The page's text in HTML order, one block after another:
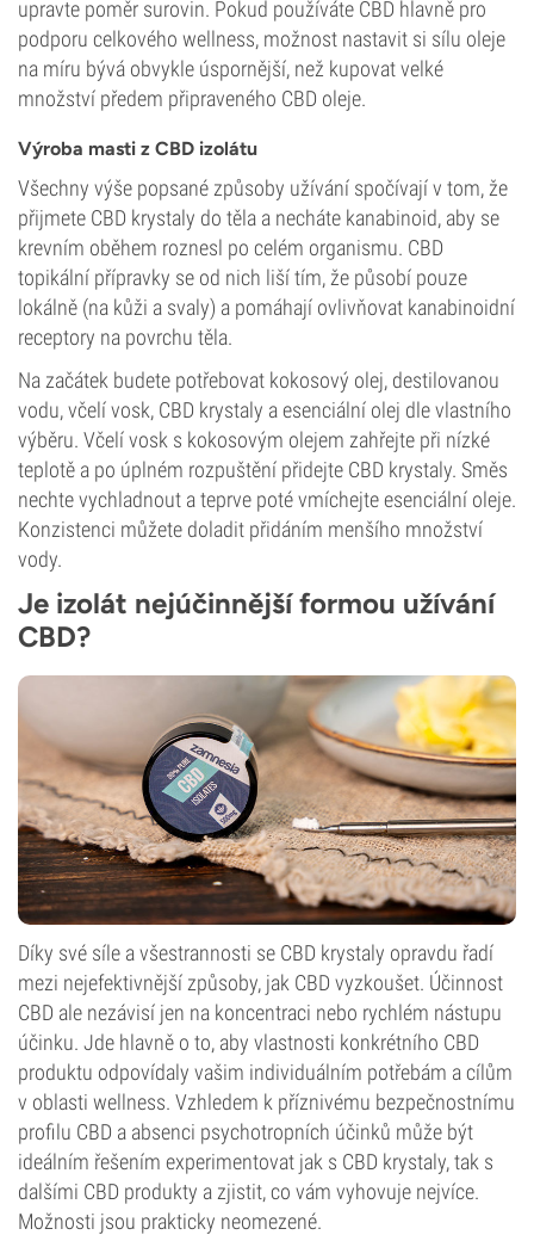
upravte poměr surovin. Pokud používáte CBD hlavně pro
podporu celkového wellness, možnost nastavit si sílu oleje
na míru bývá obvykle úspornější, než kupovat velké
množství předem připraveného CBD oleje.
Výroba masti z CBD izolátu
Všechny výše popsané způsoby užívání spočívají v tom, že
přijmete CBD krystaly do těla a necháte kanabinoid, aby se
krevním oběhem roznesl po celém organismu. CBD
topikální přípravky se od nich liší tím, že působí pouze
lokálně (na kůži a svaly) a pomáhají ovlivňovat kanabinoidní
receptory na povrchu těla.
Na začátek budete potřebovat kokosový olej, destilovanou
vodu, včelí vosk, CBD krystaly a esenciální olej dle vlastního
výběru. Včelí vosk s kokosovým olejem zahřejte při nízké
teplotě a po úplném rozpuštění přidejte CBD krystaly. Směs
nechte vychladnout a teprve poté vmíchejte esenciální oleje.
Konzistenci můžete doladit přidáním menšího množství
vody.
Je izolát nejúčinnější formou užívání
CBD?
Díky své síle a všestrannosti se CBD krystaly opravdu řadí
mezi nejefektivnější způsoby, jak CBD vyzkoušet. Účinnost
CBD ale nezávisí jen na koncentraci nebo rychlém nástupu
účinku. Jde hlavně o to, aby vlastnosti konkrétního CBD
produktu odpovídaly vašim individuálním potřebám a cílům
v oblasti wellness. Vzhledem k příznivému bezpečnostnímu
profilu CBD a absenci psychotropních účinků může být
ideálním řešením experimentovat jak s CBD krystaly, tak s
dalšími CBD produkty a zjistit, co vám vyhovuje nejvíce.
Možnosti jsou prakticky neomezené.